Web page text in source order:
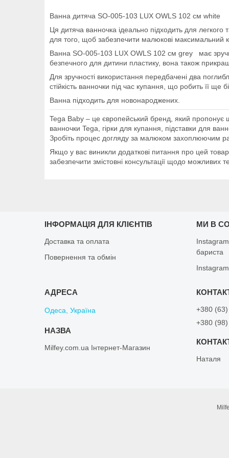
Ванна дитяча SO-005-103 LUX OWLS 102 см white
Ця дитяча ванночка ідеально підходить для
для того, щоб забезпечити малюкові максимальний
Ванна SO-005-103 LUX OWLS 102 см grey має
безпечного для дитини пластику, вона також
Для зручності використання передбачені два
стійкість ванночки під час купання, що робить її ще
Ванна підходить для новонароджених.
Tega Baby – це європейський бренд, який пропонує
ванночки Tega, гірки для купання, підставки для
Зробіть процес догляду за малюком захоплюючим
Якщо у вас виникли додаткові питання про цей
забезпечити змістовні консультації щодо можливих
ІНФОРМАЦІЯ ДЛЯ КЛІЄНТІВ
Доставка та оплата
Повернення та обмін
МИ В
бариста
Одеса, Україна
Milfey.com.ua Інтернет-Магазин
+380
+380
Наталя